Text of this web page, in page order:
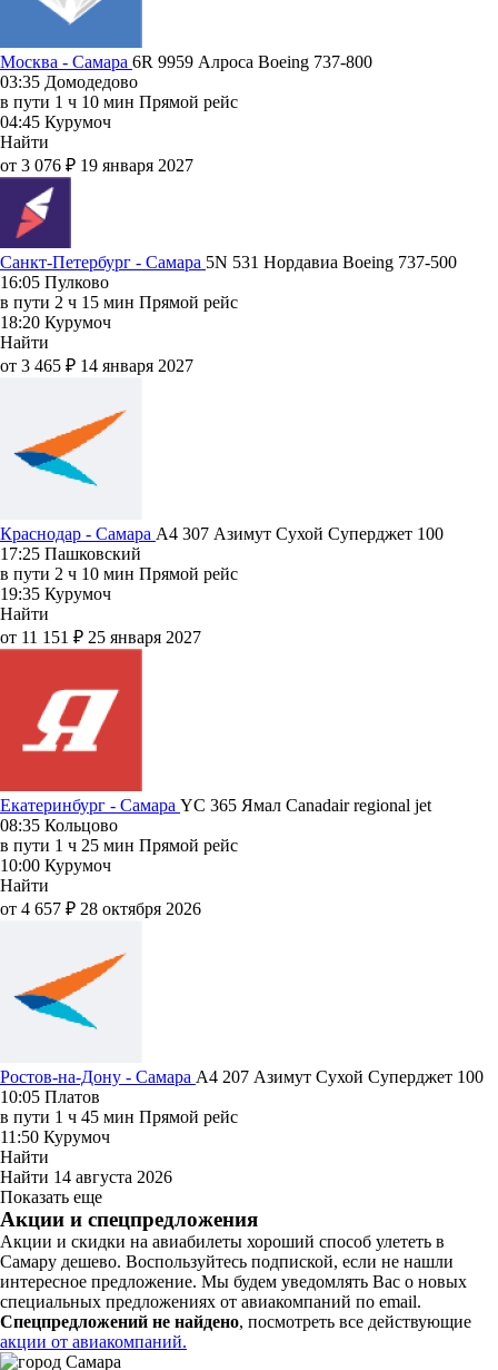
Москва - Самара 6R 9959 Алроса Boeing 737-800
03:35 Домодедово
в пути 1 ч 10 мин Прямой рейс
04:45 Курумоч
Найти
от 3 076 ₽ 19 января 2027
Санкт-Петербург - Самара 5N 531 Нордавиа Boeing 737-500
16:05 Пулково
в пути 2 ч 15 мин Прямой рейс
18:20 Курумоч
Найти
от 3 465 ₽ 14 января 2027
Краснодар - Самара A4 307 Азимут Сухой Суперджет 100
17:25 Пашковский
в пути 2 ч 10 мин Прямой рейс
19:35 Курумоч
Найти
от 11 151 ₽ 25 января 2027
Екатеринбург - Самара YC 365 Ямал Canadair regional jet
08:35 Кольцово
в пути 1 ч 25 мин Прямой рейс
10:00 Курумоч
Найти
от 4 657 ₽ 28 октября 2026
Ростов-на-Дону - Самара A4 207 Азимут Сухой Суперджет 100
10:05 Платов
в пути 1 ч 45 мин Прямой рейс
11:50 Курумоч
Найти
Найти 14 августа 2026
Показать еще
Акции и спецпредложения
Акции и скидки на авиабилеты хороший способ улететь в
Самару дешево. Воспользуйтесь подпиской, если не нашли
интересное предложение. Мы будем уведомлять Вас о новых
специальных предложениях от авиакомпаний по email.
Спецпредложений не найдено, посмотреть все действующие
акции от авиакомпаний.